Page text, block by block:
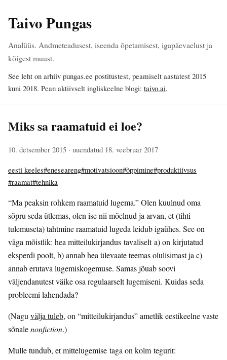
Taivo Pungas
Analüüs. Andmeteadusest, iseenda õpetamisest, igapäevaelust ja
kõigest muust.
See leht on arhiiv pungas.ee postitustest, peamiselt aastatest 2015
kuni 2018. Pean aktiivselt ingliskeelne blogi: taivo.ai.
Miks sa raamatuid ei loe?
10. detsember 2015 · uuendatud 18. veebruar 2017
eesti keeles#eneseareng#motivatsioon#õppimine#produktiivsus
#raamat#tehnika
“Ma peaksin rohkem raamatuid lugema.” Olen kuulnud oma
sõpru seda ütlemas, olen ise nii mõelnud ja arvan, et (tihti
tulemuseta) tahtmine raamatuid lugeda leidub igaühes. See on
väga mõistlik: hea mitteilukirjandus tavaliselt a) on kirjutatud
eksperdi poolt, b) annab hea ülevaate teemas olulisimast ja c)
annab erutava lugemiskogemuse. Samas jõuab soovi
väljendanutest väike osa regulaarselt lugemiseni. Kuidas seda
probleemi lahendada?
(Nagu välja tuleb, on “mitteilukirjandus” ametlik eestikeelne vaste
sõnalenonfiction.)
Mulle tundub, et mittelugemise taga on kolm tegurit: